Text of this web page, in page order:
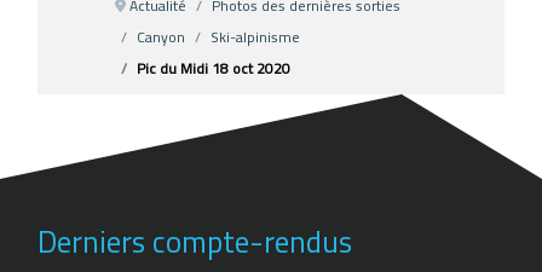
Canyon
Ski-alpinisme
Pic du Midi 18 oct 2020
Derniers compte-rendus